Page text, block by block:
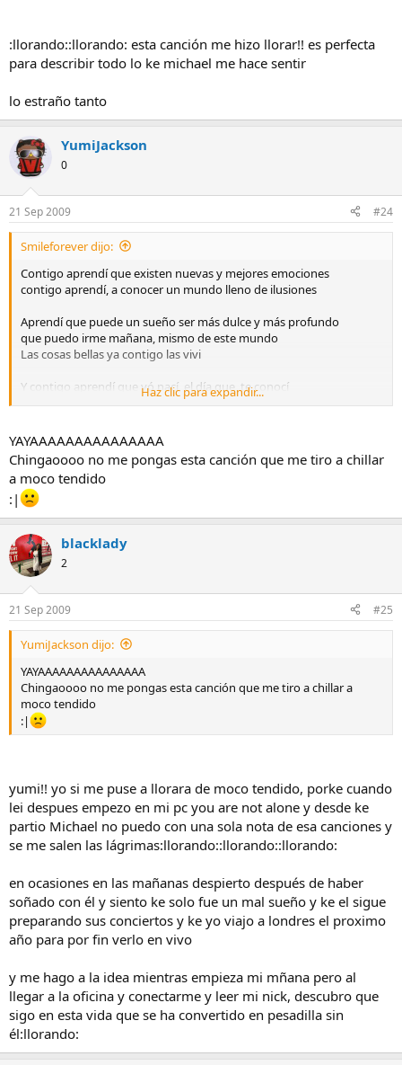
:llorando::llorando: esta canción me hizo llorar!! es perfecta
para describir todo lo ke michael me hace sentir
lo estraño tanto
YumiJackson
0
21 Sep 2009 #24
Smileforever dijo:
Contigo aprendí que existen nuevas y mejores emociones
contigo aprendí, a conocer un mundo lleno de ilusiones
Aprendí que puede un sueño ser más dulce y más profundo
que puedo irme mañana, mismo de este mundo
Las cosas bellas ya contigo las vivi
Y contigo aprendí que yó nací, el día que, te conocí
Haz clic para expandir...
YAYAAAAAAAAAAAAAAA
Chingaoooo no me pongas esta canción que me tiro a chillar
a moco tendido
:|
blacklady
2
21 Sep 2009 #25
YumiJackson dijo:
YAYAAAAAAAAAAAAAAA
Chingaoooo no me pongas esta canción que me tiro a chillar a
moco tendido
:|
yumi!! yo si me puse a llorara de moco tendido, porke cuando
lei despues empezo en mi pc you are not alone y desde ke
partio Michael no puedo con una sola nota de esa canciones y
se me salen las lágrimas:llorando::llorando::llorando:
en ocasiones en las mañanas despierto después de haber
soñado con él y siento ke solo fue un mal sueño y ke el sigue
preparando sus conciertos y ke yo viajo a londres el proximo
año para por fin verlo en vivo
y me hago a la idea mientras empieza mi mñana pero al
llegar a la oficina y conectarme y leer mi nick, descubro que
sigo en esta vida que se ha convertido en pesadilla sin
él:llorando: